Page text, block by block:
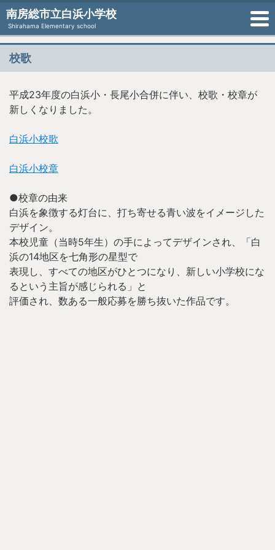
南房総市立白浜小学校
Shirahama Elementary school
校歌
平成23年度の白浜小・長尾小合併に伴い、校歌・校章が
新しくなりました。
白浜小校歌
白浜小校章
●校章の由来
白浜を象徴する灯台に、打ち寄せる青い波をイメージした
デザイン。
本校児童（当時5年生）の手によってデザインされ、「白
浜の14地区を七角形の星型で
表現し、すべての地区がひとつになり、新しい小学校にな
るという主旨が感じられる」と
評価され、数ある一般応募を勝ち抜いた作品です。